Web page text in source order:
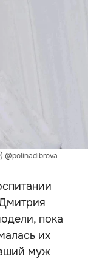
@polinadibrova
пока
их
муж